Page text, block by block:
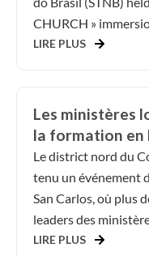
CHURCH »
LIRE PLUS
Les ministères
la formation en
Le district nord du
tenu un événement
San Carlos, où plus
leaders des
LIRE PLUS